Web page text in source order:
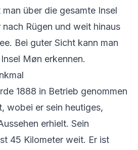
über die gesamte Insel
Rügen und weit hinaus
Bei guter Sicht kann man
Møn erkennen.
1888 in Betrieb genommen
wobei er sein heutiges,
erhielt. Sein
45 Kilometer weit. Er ist